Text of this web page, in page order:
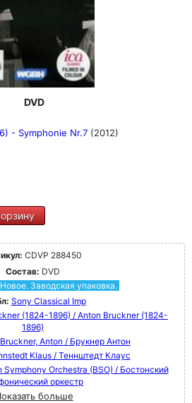
DVD
- Symphonie Nr.7 (2012)
CDVP 288450
Состав: DVD
Новое. Заводская упаковка.
Sony Classical Imp
(1824-1896) / Anton Bruckner (1824-
1896)
Bruckner, Anton / Брукнер Антон
Klaus / Теннштедт Клаус
Symphony Orchestra (BSO) / Бостонский
оркестр
больше